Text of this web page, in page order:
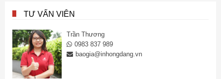
TƯ VẤN VIÊN
Trần Thương
0983 837 989
baogia@inhongdang.vn